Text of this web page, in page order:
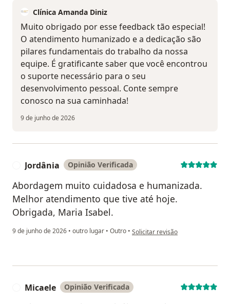
Clínica Amanda Diniz
Muito obrigado por esse feedback tão especial!
O atendimento humanizado e a dedicação são
pilares fundamentais do trabalho da nossa
equipe. É gratificante saber que você encontrou
o suporte necessário para o seu
desenvolvimento pessoal. Conte sempre
conosco na sua caminhada!
9 de junho de 2026
Jordânia Opinião Verificada
Abordagem muito cuidadosa e humanizada.
Melhor atendimento que tive até hoje.
Obrigada, Maria Isabel.
9 de junho de 2026 • outro lugar • Outro • na opinião do utilizador Jordânia
Solicitar revisão
Micaele Opinião Verificada